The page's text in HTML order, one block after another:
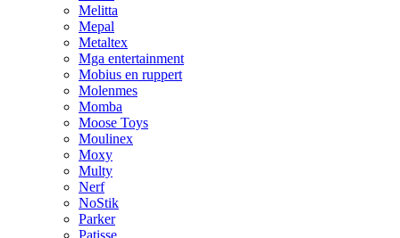
Melitta
Mepal
Metaltex
Mga entertainment
Mobius en ruppert
Molenmes
Momba
Moose Toys
Moulinex
Moxy
Multy
Nerf
NoStik
Parker
Patisse